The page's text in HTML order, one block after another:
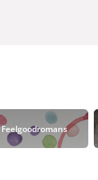
Feelgoodromans